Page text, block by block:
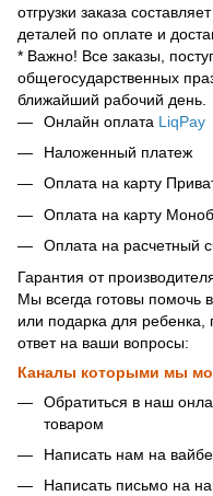
отгрузки заказа
деталей по оплате и
* Важно! Все заказы,
общегосударственных
ближайший рабочий день.
Онлайн оплата LiqPay
Наложенный платеж
Оплата на карту
Оплата на карту
Оплата на расчетный
Гарантия от
Мы всегда готовы помочь
или подарка для
ответ на ваши вопросы:
Каналы которыми мы
Обратиться в наш
товаром
Написать нам на
Написать письмо на